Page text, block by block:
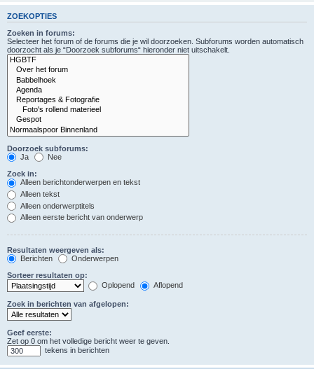
ZOEKOPTIES
Zoeken in forums:
Selecteer het forum of de forums die je wil doorzoeken. Subforums worden automatisch
doorzocht als je “Doorzoek subforums“ hieronder niet uitschakelt.
Doorzoek subforums:
Ja
Nee
Zoek in:
Alleen berichtonderwerpen en tekst
Alleen tekst
Alleen onderwerptitels
Alleen eerste bericht van onderwerp
Resultaten weergeven als:
Berichten
Onderwerpen
Sorteer resultaten op:
Oplopend
Aflopend
Zoek in berichten van afgelopen:
Geef eerste:
Zet op 0 om het volledige bericht weer te geven.
tekens in berichten